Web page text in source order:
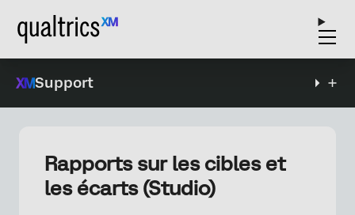
Support
Rapports sur les cibles et
les écarts (Studio)